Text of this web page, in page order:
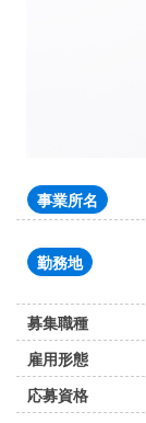
事業所名
勤務地
募集職種
雇用形態
応募資格